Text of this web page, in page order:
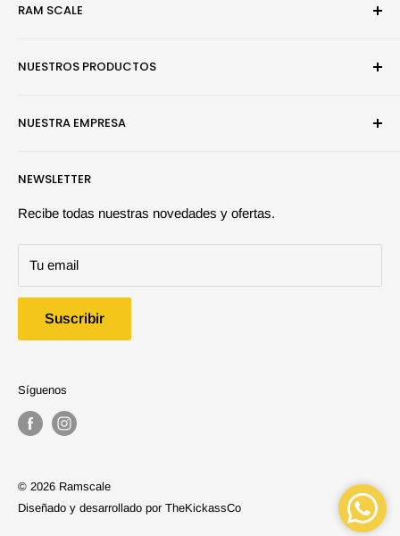
RAM SCALE
juegos de mesa.
NUESTROS PRODUCTOS
Efectos y Dioramas
Herramientas y Auxiliares
Maquetas
Ofertas
NUESTRA EMPRESA
Quiénes somos | Ramscale
Contáctanos
Preguntas frecuentes
Política de despacho
Políticas cambios y devoluciones
Política términos y condiciones
NEWSLETTER
Recibe todas nuestras novedades y ofertas.
Tu email
Suscribir
Síguenos
© 2026 Ramscale
Diseñado y desarrollado por TheKickassCo